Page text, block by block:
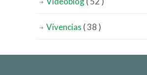
Vivencias ( 38 )